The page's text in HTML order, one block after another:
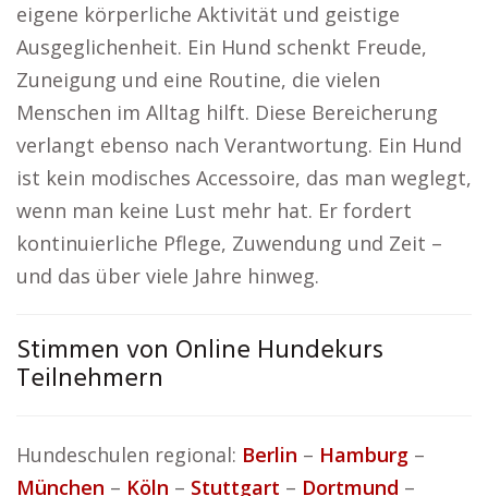
eigene körperliche Aktivität und geistige
Ausgeglichenheit. Ein Hund schenkt Freude,
Zuneigung und eine Routine, die vielen
Menschen im Alltag hilft. Diese Bereicherung
verlangt ebenso nach Verantwortung. Ein Hund
ist kein modisches Accessoire, das man weglegt,
wenn man keine Lust mehr hat. Er fordert
kontinuierliche Pflege, Zuwendung und Zeit –
und das über viele Jahre hinweg.
Stimmen von Online Hundekurs
Teilnehmern
Hundeschulen regional: Berlin – Hamburg –
München – Köln – Stuttgart – Dortmund –